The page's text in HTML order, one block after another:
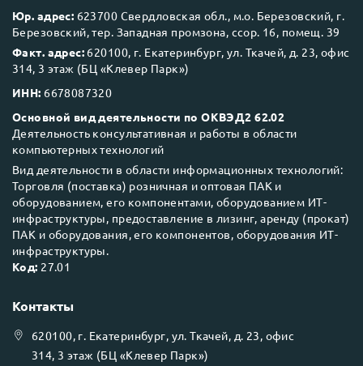
Next Business Day (NBD)
Юр. адрес: 623700 Свердловская обл., м.о. Березовский, г.
Березовский, тер. Западная промзона, ссор. 16, помещ. 39
Факт. адрес: 620100, г. Екатеринбург, ул. Ткачей, д. 23, офис
314, 3 этаж (БЦ «Клевер Парк»)
ИНН: 6678087320
Основной вид деятельности по ОКВЭД2 62.02
Деятельность консультативная и работы в области
компьютерных технологий
Вид деятельности в области информационных технологий:
Торговля (поставка) розничная и оптовая ПАК и
оборудованием, его компонентами, оборудованием ИТ-
инфраструктуры, предоставление в лизинг, аренду (прокат)
ПАК и оборудования, его компонентов, оборудования ИТ-
инфраструктуры.
Код: 27.01
Контакты
620100, г. Екатеринбург, ул.Ткачей, д. 23, офис
314, 3 этаж (БЦ «Клевер Парк»)